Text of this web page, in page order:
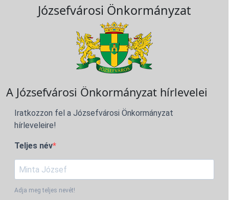
Józsefvárosi Önkormányzat
A Józsefvárosi Önkormányzat hírlevelei
Iratkozzon fel a Józsefvárosi Önkormányzat
hírleveleire!
Teljes név
Adja meg teljes nevét!